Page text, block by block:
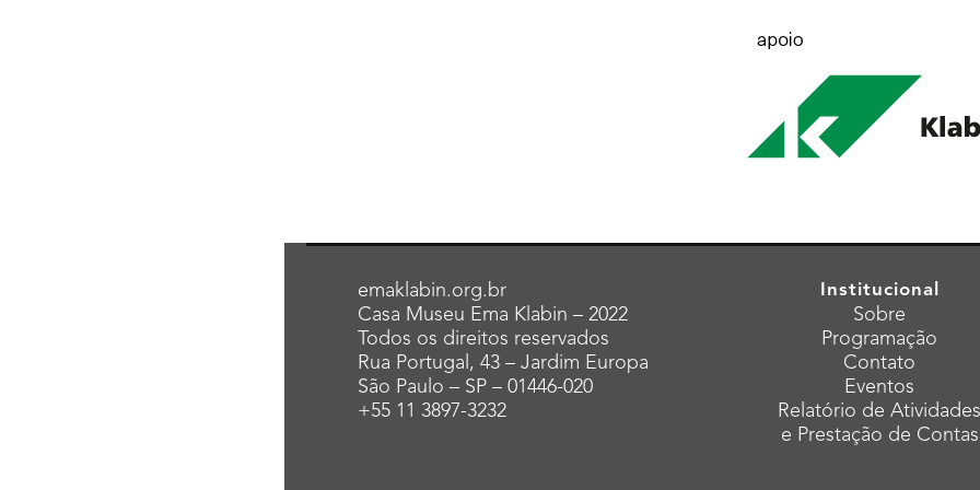
emaklabin.org.br
Casa Museu Ema Klabin – 2022
Todos os direitos reservados
Rua Portugal, 43 – Jardim Europa
São Paulo – SP – 01446-020
+55 11 3897-3232
Institucional
Sobre
Programação
Contato
Eventos
Relatório de
e Prestação de Contas